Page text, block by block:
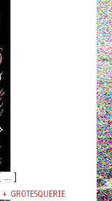
... ]
GROTESQUERIE